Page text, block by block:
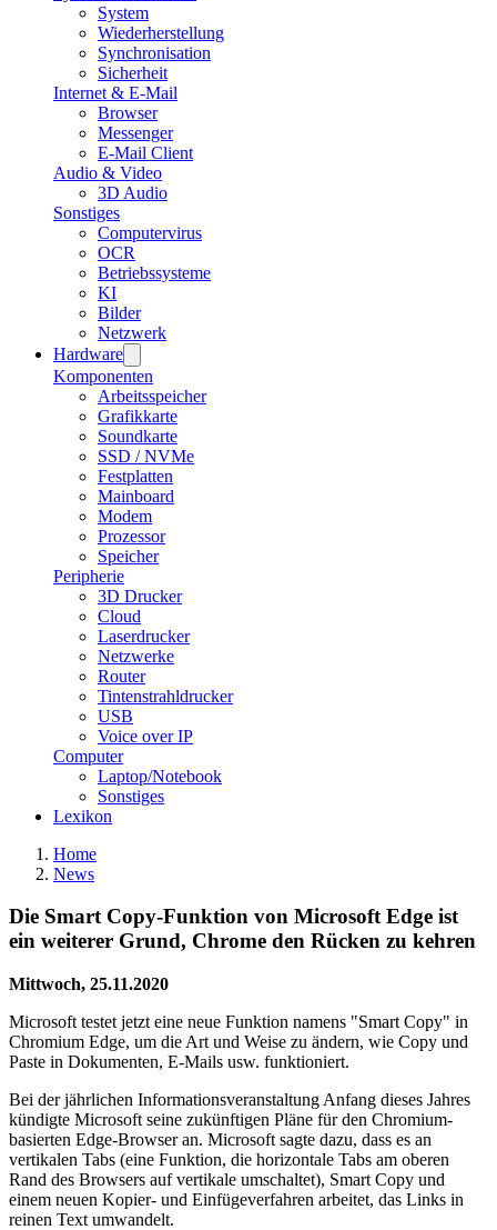
System
Wiederherstellung
Synchronisation
Sicherheit
Internet & E-Mail
Browser
Messenger
E-Mail Client
Audio & Video
3D Audio
Sonstiges
Computervirus
OCR
Betriebssysteme
KI
Bilder
Netzwerk
Hardware
Komponenten
Arbeitsspeicher
Grafikkarte
Soundkarte
SSD / NVMe
Festplatten
Mainboard
Modem
Prozessor
Speicher
Peripherie
3D Drucker
Cloud
Laserdrucker
Netzwerke
Router
Tintenstrahldrucker
USB
Voice over IP
Computer
Laptop/Notebook
Sonstiges
Lexikon
Home
News
Die Smart Copy-Funktion von Microsoft Edge ist
ein weiterer Grund, Chrome den Rücken zu kehren
Mittwoch, 25.11.2020
Microsoft testet jetzt eine neue Funktion namens "Smart Copy" in
Chromium Edge, um die Art und Weise zu ändern, wie Copy und
Paste in Dokumenten, E-Mails usw. funktioniert.
Bei der jährlichen Informationsveranstaltung Anfang dieses Jahres
kündigte Microsoft seine zukünftigen Pläne für den Chromium-
basierten Edge-Browser an. Microsoft sagte dazu, dass es an
vertikalen Tabs (eine Funktion, die horizontale Tabs am oberen
Rand des Browsers auf vertikale umschaltet), Smart Copy und
einem neuen Kopier- und Einfügeverfahren arbeitet, das Links in
reinen Text umwandelt.